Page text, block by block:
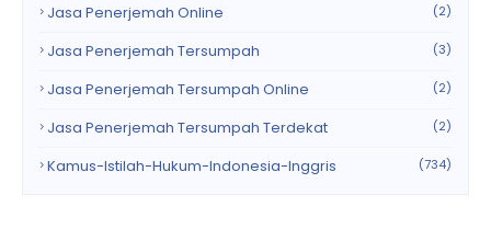
Jasa Penerjemah Online (2)
Jasa Penerjemah Tersumpah (3)
Jasa Penerjemah Tersumpah Online (2)
Jasa Penerjemah Tersumpah Terdekat (2)
Kamus-Istilah-Hukum-Indonesia-Inggris (734)